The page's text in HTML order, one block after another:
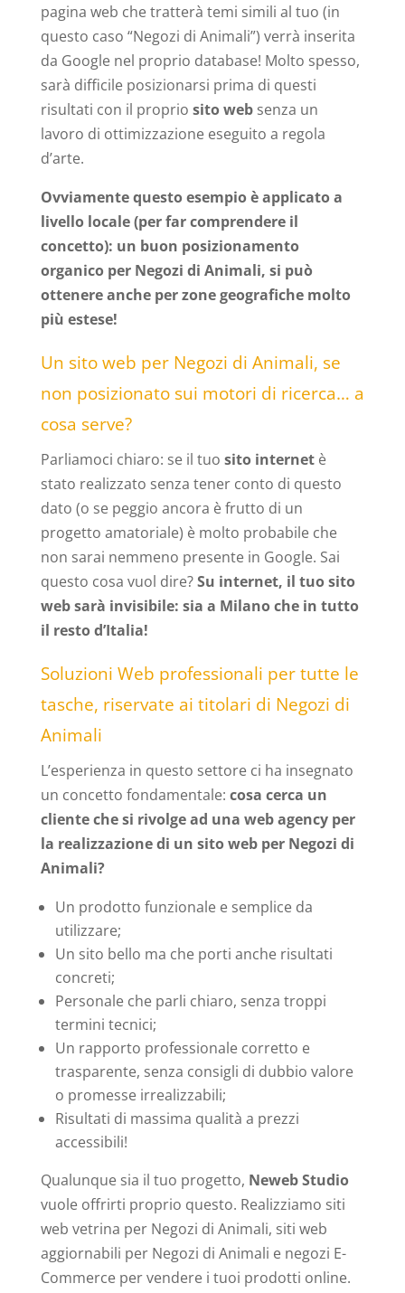
pagina web che tratterà temi simili al tuo (in
questo caso “Negozi di Animali”) verrà inserita
da Google nel proprio database! Molto spesso,
sarà difficile posizionarsi prima di questi
risultati con il proprio sito websenza un
lavoro di ottimizzazione eseguito a regola
d’arte.
Ovviamente questo esempio è applicato a
livello locale (per far comprendere il
concetto): un buon posizionamento
organico per Negozi di Animali, si può
ottenere anche per zone geografiche molto
più estese!
Un sito web per Negozi di Animali, se
non posizionato sui motori di ricerca… a
cosa serve?
Parliamoci chiaro: se il tuo sito internetè
stato realizzato senza tener conto di questo
dato (o se peggio ancora è frutto di un
progetto amatoriale) è molto probabile che
non sarai nemmeno presente in Google. Sai
questo cosa vuol dire?Su internet, il tuo sito
web sarà invisibile: sia a Milano che in tutto
il resto d’Italia!
Soluzioni Web professionali per tutte le
tasche, riservate ai titolari di Negozi di
Animali
L’esperienza in questo settore ci ha insegnato
un concetto fondamentale: cosa cerca un
cliente che si rivolge ad una web agency per
la realizzazione di un sito web per Negozi di
Animali?
Un prodotto funzionale e semplice da
utilizzare;
Un sito bello ma che porti anche risultati
concreti;
Personale che parli chiaro, senza troppi
termini tecnici;
Un rapporto professionale corretto e
trasparente, senza consigli di dubbio valore
o promesse irrealizzabili;
Risultati di massima qualità a prezzi
accessibili!
Qualunque sia il tuo progetto, Neweb Studio
vuole offrirti proprio questo. Realizziamo siti
web vetrina per Negozi di Animali, siti web
aggiornabili per Negozi di Animali e negozi E-
Commerce per vendere i tuoi prodotti online.